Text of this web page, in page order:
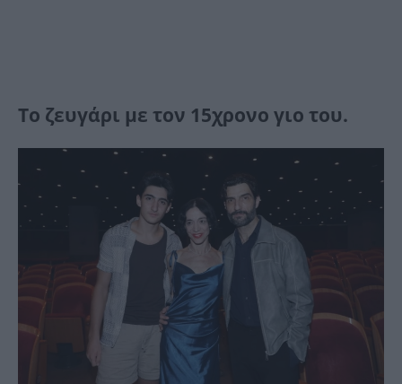
Το ζευγάρι με τον 15χρονο γιο του.